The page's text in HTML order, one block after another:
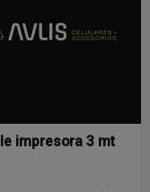
impresora 3 mt